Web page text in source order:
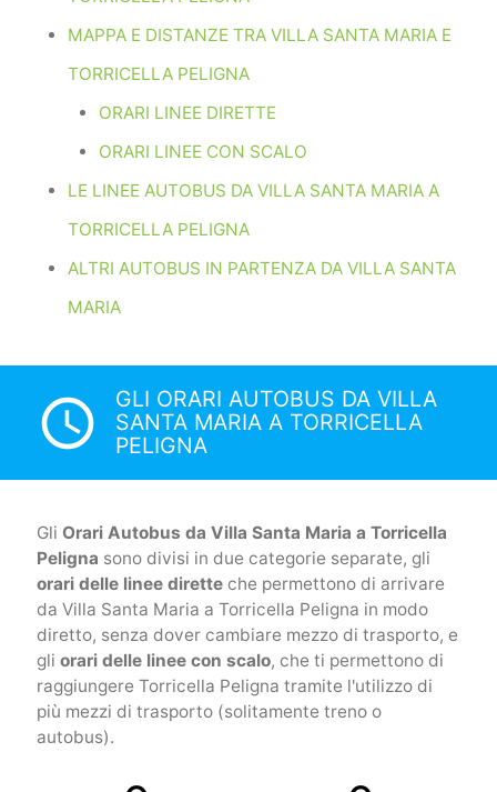
MAPPA E DISTANZE TRA VILLA SANTA MARIA E
TORRICELLA PELIGNA
ORARI LINEE DIRETTE
ORARI LINEE CON SCALO
LE LINEE AUTOBUS DA VILLA SANTA MARIA A
TORRICELLA PELIGNA
ALTRI AUTOBUS IN PARTENZA DA VILLA SANTA
MARIA
access_time
GLI ORARI AUTOBUS DA VILLA
SANTA MARIA A TORRICELLA
PELIGNA
Gli Orari Autobus da Villa Santa Maria a Torricella
Peligna sono divisi in due categorie separate, gli
orari delle linee diretteche permettono di arrivare
da Villa Santa Maria a Torricella Peligna in modo
diretto, senza dover cambiare mezzo di trasporto, e
gli orari delle linee con scalo, che ti permettono di
raggiungere Torricella Peligna tramite l'utilizzo di
più mezzi di trasporto (solitamente treno o
autobus).